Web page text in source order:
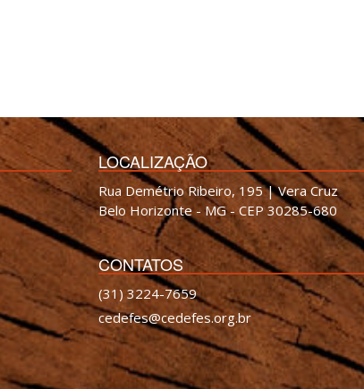
LOCALIZAÇÃO
Rua Demétrio Ribeiro, 195 | Vera Cruz
Belo Horizonte - MG - CEP 30285-680
CONTATOS
(31) 3224-7659
cedefes@cedefes.org.br